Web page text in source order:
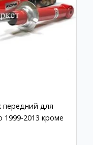
передний для
1999-2013 кроме